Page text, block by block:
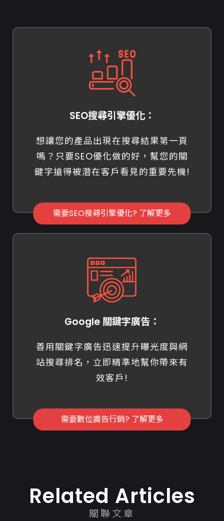
SEO搜尋引擎優化：
想讓您的產品出現在搜尋結果第一頁
嗎？只要SEO優化做的好，幫您的關
鍵字搶得被潛在客戶看見的重要先機!
需要SEO搜尋引擎優化? 了解更多
Google 關鍵字廣告：
善用關鍵字廣告迅速提升曝光度與網
站搜尋排名，立即精準地幫你帶來有
效客戶!
需要數位廣告行銷? 了解更多
Related Articles
關聯文章